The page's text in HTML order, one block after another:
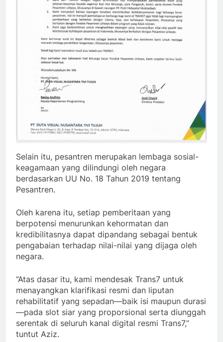
Selain itu, pesantren merupakan lembaga sosial-
keagamaan yang dilindungi oleh negara
berdasarkan UU No. 18 Tahun 2019 tentang
Pesantren.
Oleh karena itu, setiap pemberitaan yang
berpotensi menurunkan kehormatan dan
kredibilitasnya dapat dipandang sebagai bentuk
pengabaian terhadap nilai-nilai yang dijaga oleh
negara.
“Atas dasar itu, kami mendesak Trans7 untuk
menayangkan klarifikasi resmi dan liputan
rehabilitatif yang sepadan—baik isi maupun durasi
—pada slot siar yang proporsional serta diunggah
serentak di seluruh kanal digital resmi Trans7,”
tuntut Aziz.